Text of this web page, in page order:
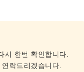
시 한번 확인합니다.
락드리겠습니다.